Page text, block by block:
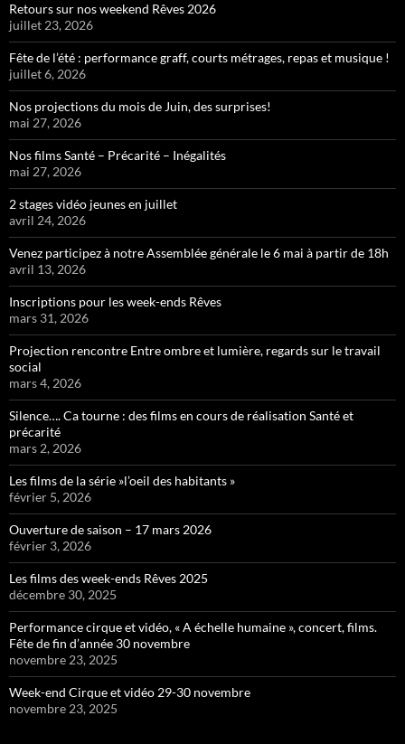
Retours sur nos weekend Rêves 2026
juillet 23, 2026
Fête de l’été : performance graff, courts métrages, repas et musique !
juillet 6, 2026
Nos projections du mois de Juin, des surprises!
mai 27, 2026
Nos films Santé – Précarité – Inégalités
mai 27, 2026
2 stages vidéo jeunes en juillet
avril 24, 2026
Venez participez à notre Assemblée générale le 6 mai à partir de 18h
avril 13, 2026
Inscriptions pour les week-ends Rêves
mars 31, 2026
Projection rencontre Entre ombre et lumière, regards sur le travail
social
mars 4, 2026
Silence…. Ca tourne : des films en cours de réalisation Santé et
précarité
mars 2, 2026
Les films de la série »l’oeil des habitants »
février 5, 2026
Ouverture de saison – 17 mars 2026
février 3, 2026
Les films des week-ends Rêves 2025
décembre 30, 2025
Performance cirque et vidéo, « A échelle humaine », concert, films.
Fête de fin d’année 30 novembre
novembre 23, 2025
Week-end Cirque et vidéo 29-30 novembre
novembre 23, 2025